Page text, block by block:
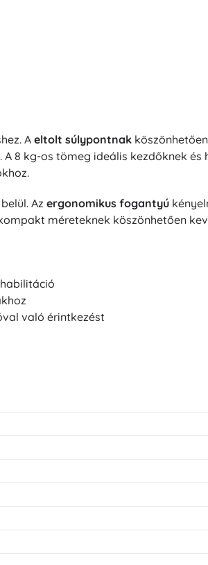
A eltolt súlypontnak
. A 8 kg-os tömeg ideális kezdőknek
belül. Az ergonomikus fogantyú
méreteknek köszönhetően
való érintkezést